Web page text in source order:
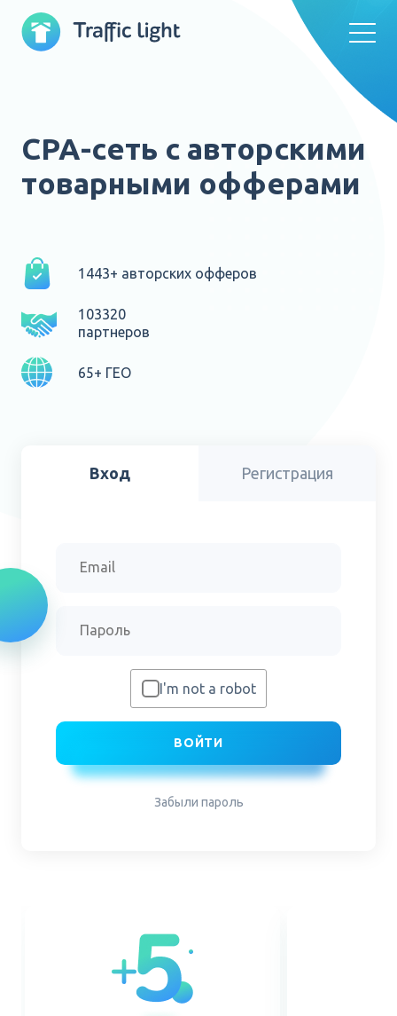
CPA-сеть с авторскими
товарными офферами
1443+ авторских офферов
103320
партнеров
65+ ГЕО
Вход Регистрация
I'm not a robot
Забыли пароль